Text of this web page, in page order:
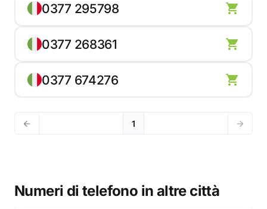
0377 295798
0377 268361
0377 674276
1
Numeri di telefono in altre città